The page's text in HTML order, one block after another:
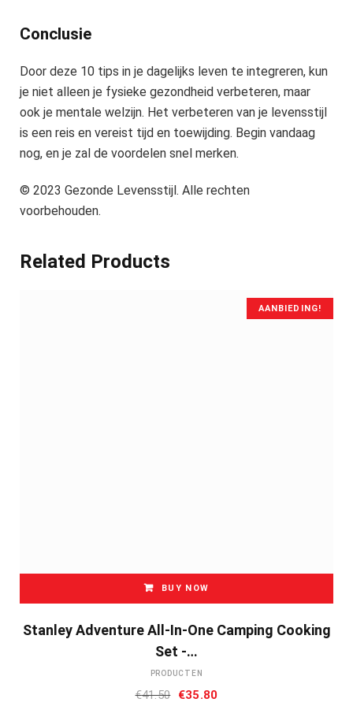
Conclusie
Door deze 10 tips in je dagelijks leven te integreren, kun
je niet alleen je fysieke gezondheid verbeteren, maar
ook je mentale welzijn. Het verbeteren van je levensstijl
is een reis en vereist tijd en toewijding. Begin vandaag
nog, en je zal de voordelen snel merken.
© 2023 Gezonde Levensstijl. Alle rechten
voorbehouden.
Related Products
AANBIEDING!
BUY NOW
Stanley Adventure All-In-One Camping Cooking
Set -…
PRODUCTEN
€41.50 Oorspronkelijke
€35.80Huidige